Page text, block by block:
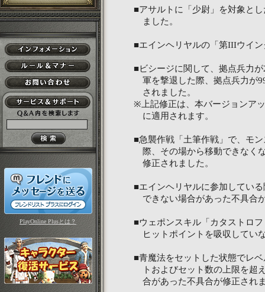
PlayOnline Plusとは？
■アサルトに「少尉」を対象と
ました。
■エインヘリヤルの「第IIIウイ
■ビシージに関して、拠点兵力
軍を撃退した際、拠点兵力が
されました。
※上記修正は、本バージョンア
に適用されます。
■急襲作戦「土筆作戦」で、モ
際、その場から移動できなく
修正されました。
■エインヘリヤルに参加してい
できない場合があった不具合
■ウェポンスキル「カタストロ
ヒットポイントを吸収してい
■青魔法をセットした状態でレ
トおよびセット数の上限を超
合があった不具合が修正され